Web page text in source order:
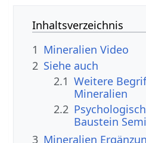
Inhaltsverzeichnis
1
Mineralien‏‎ Video
2 Siehe auch
2.1 Weitere
2.2
Baustein
3
Mineralien‏‎